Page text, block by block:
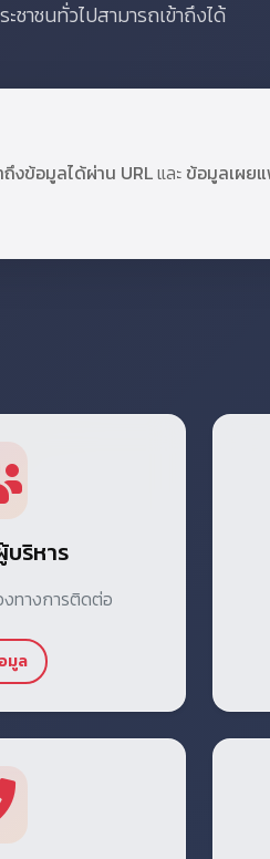
ชาชนทั่วไปสามารถเข้าถึงได้
ถึงข้อมูลได้ผ่าน URLและ ข้อมูลเผย
บริหาร
งทางการติดต่อ
มูล